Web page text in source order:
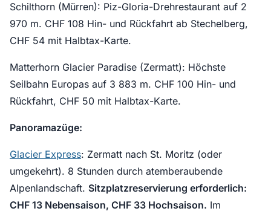
Schilthorn (Mürren): Piz-Gloria-Drehrestaurant auf 2
970 m. CHF 108 Hin- und Rückfahrt ab Stechelberg,
CHF 54 mit Halbtax-Karte.
Matterhorn Glacier Paradise (Zermatt): Höchste
Seilbahn Europas auf 3 883 m. CHF 100 Hin- und
Rückfahrt, CHF 50 mit Halbtax-Karte.
Panoramazüge:
Glacier Express: Zermatt nach St. Moritz (oder
umgekehrt). 8 Stunden durch atemberaubende
Alpenlandschaft. Sitzplatzreservierung erforderlich:
CHF 13 Nebensaison, CHF 33 Hochsaison. Im